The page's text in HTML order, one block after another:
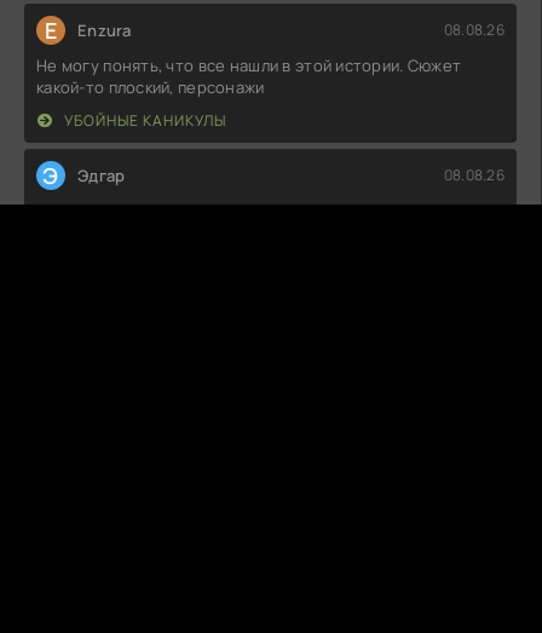
E Enzura 08.08.26
Не могу понять, что все нашли в этой истории. Сюжет
какой-то плоский, персонажи
УБОЙНЫЕ КАНИКУЛЫ
Э Эдгар 08.08.26
Что-то у меня не сложилось с этой историей. Поначалу